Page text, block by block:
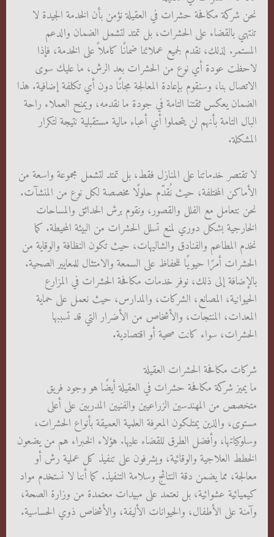
نحن شركة مكافحة حشرات في العقيلة نؤمن بأن الخدمة الجيدة لا
تنتهي بالقضاء على الحشرات، بل تمتد لتشمل الضمان والدعم
المستمر. لذلك، نقدم لجميع عملائنا ضمانًا كاملاً على الخدمة، فإذا
لاحظت عودة أي نوع من الحشرات بعد الرش، ما عليك سوى
الاتصال بنا، وسنقوم بإعادة المعالجة مجانًا دون أي تكلفة إضافية. هذا
الضمان يعكس ثقتنا التامة في جودة ما نقدمه، ويمنح العملاء راحة
البال التامة بأنهم لن يتحملوا أي أعباء مالية مستقبلية نتيجة لتكرار
المشكلة.
لا تقتصر خدماتنا على المنازل فقط، بل تمتد لتشمل مجموعة واسعة من
الأماكن المختلفة، حيث نُقدّم حلولًا مخصصة لكل نوع من المنشآت.
نحن نتعامل مع الفلل والقصور، ونقوم برش الحدائق والمساحات
الخارجية بشكل دوري لمنع تسلل الحشرات من البيئة المحيطة. كما
نخدم المطاعم والفنادق والشاليهات، حيث تكون النظافة والوقاية من
الحشرات أمرًا حيويًا للحفاظ على السمعة والامتثال للمعايير الصحية.
بالإضافة إلى ذلك، نوفر خدمات مكافحة الحشرات في المزارع
الحيوانية، المصانع، الشركات، والمدارس، حيث نعمل على حماية
المعدات، المنتجات، والأشخاص من الأضرار التي قد تسببها
الحشرات، سواء كانت صحية أو اقتصادية.
شركات مكافحة الحشرات العقيلة
ما يميز شركة مكافحة حشرات في العقيلة أيضًا هو وجود فريق
متخصص من المهندسين الزراعيين والفنيين المدربين على أعلى
مستوى، والذين يمتلكون المعرفة العلمية العميقة بأنواع الحشرات،
وسلوكياتها، وأفضل الطرق للقضاء عليها. هؤلاء الخبراء هم من يضعون
الخطط العلاجية والوقائية، ويشرفون على تنفيذ كل عملية رش أو
معالجة، مما يضمن دقة النتائج وسلامة التنفيذ. كما أننا لا نستخدم مواد
كيميائية عشوائية، بل نعتمد على مبيدات معتمدة من وزارة الصحة،
وآمنة على الأطفال، والحيوانات الأليفة، والأشخاص ذوي الحساسية.